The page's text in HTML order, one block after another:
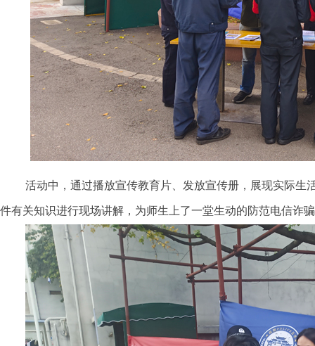
活动中，通过播放宣传教育片、发放宣传册，展现实际生
件有关知识进行现场讲解，为师生上了一堂生动的防范电信诈